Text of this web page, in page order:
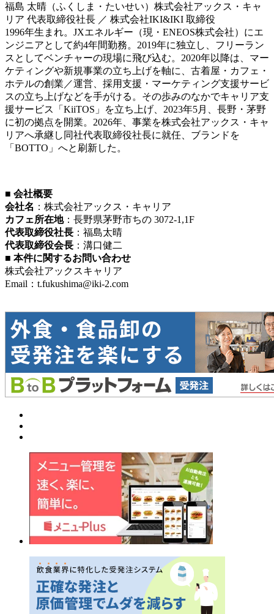
福島 太晴（ふくしま・たいせい）株式会社アックス・キャ
リア 代表取締役社長 ／ 株式会社IKI&IKI 取締役
1996年生まれ。JXエネルギー（現・ENEOS株式会社）にエ
ンジニアとして約4年間勤務。2019年に独立し、フリーラン
スとしてベンチャーの現場に飛び込む。2020年以降は、マー
ケティングや新規事業の立ち上げを軸に、古着屋・カフェ・
ホテルの創業／運営、採用支援・マーケティング支援サービ
スの立ち上げなどを手がける。その歩みのなかでキャリア支
援サービス「KiiTOS」を立ち上げ、2023年5月、長野・茅野
に初の拠点を開業。2026年、事業を株式会社アックス・キャ
リアへ承継し同社代表取締役社長に就任、ブランドを
「BOTTO」へと刷新した。
■ 会社概要
会社名 ：株式会社アックス・キャリア
カフェ所在地：長野県茅野市ちの 3072-1,1F
代表取締役社長 ：福島太晴
代表取締役会長 ：溝口健二
■ 本件に関するお問い合わせ
株式会社アックスキャリア
Email：t.fukushima@iki-2.com